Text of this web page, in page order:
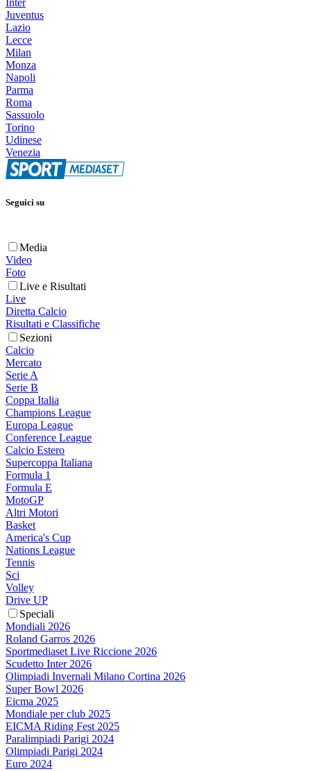
Juventus
Lazio
Lecce
Milan
Monza
Napoli
Parma
Roma
Sassuolo
Torino
Udinese
Venezia
Seguici su
Media
Video
Foto
Live e Risultati
Live
Diretta Calcio
Risultati e Classifiche
Sezioni
Calcio
Mercato
Serie A
Serie B
Coppa Italia
Champions League
Europa League
Conference League
Calcio Estero
Supercoppa Italiana
Formula 1
Formula E
MotoGP
Altri Motori
Basket
America's Cup
Nations League
Tennis
Sci
Volley
Drive UP
Speciali
Mondiali 2026
Roland Garros 2026
Sportmediaset Live Riccione 2026
Scudetto Inter 2026
Olimpiadi Invernali Milano Cortina 2026
Super Bowl 2026
Eicma 2025
Mondiale per club 2025
EICMA Riding Fest 2025
Paralimpiadi Parigi 2024
Olimpiadi Parigi 2024
Euro 2024